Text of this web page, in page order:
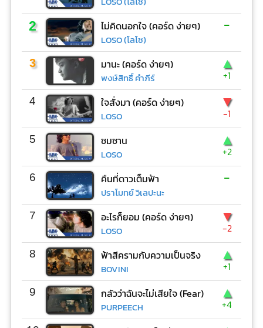
2 ไม่คิดนอกใจ (คอร์ด ง่ายๆ)
LOSO (โลโซ)
-
3 มานะ (คอร์ด ง่ายๆ)
พงษ์สิทธิ์ คำภีร์
▲
+1
4 ใจสั่งมา (คอร์ด ง่ายๆ)
LOSO
▼
-1
5 ซมซาน
LOSO
▲
+2
6 คืนที่ดาวเต็มฟ้า
ปราโมทย์ วิเลปะนะ
-
7 อะไรก็ยอม (คอร์ด ง่ายๆ)
LOSO
▼
-2
8 ฟ้าสีครามกับความเป็นจริง
BOVINI
▲
+1
9 กลัวว่าฉันจะไม่เสียใจ (Fear)
PURPEECH
▲
+4